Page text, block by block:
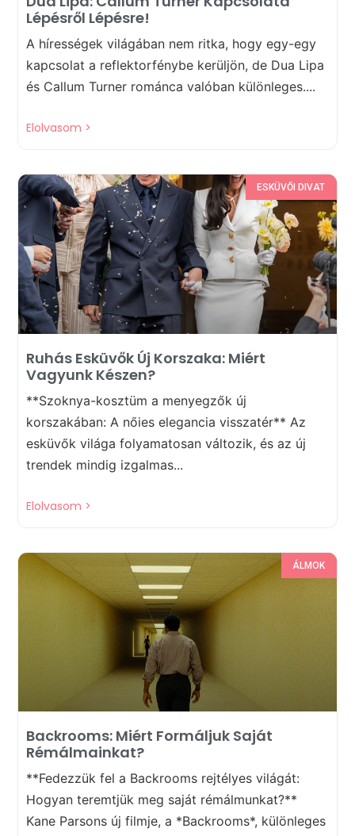
Lépésről Lépésre!
A hírességek világában nem ritka, hogy egy-egy
kapcsolat a reflektorfénybe kerüljön, de Dua Lipa
és Callum Turner románca valóban különleges....
Elolvasom >
ESKÜVŐI DIVAT
Ruhás Esküvők Új Korszaka: Miért
Vagyunk Készen?
**Szoknya-kosztüm a menyegzők új
korszakában: A nőies elegancia visszatér** Az
esküvők világa folyamatosan változik, és az új
trendek mindig izgalmas...
Elolvasom >
ÁLMOK
Backrooms: Miért Formáljuk Saját
Rémálmainkat?
**Fedezzük fel a Backrooms rejtélyes világát:
Hogyan teremtjük meg saját rémálmunkat?**
Kane Parsons új filmje, a *Backrooms*, különleges